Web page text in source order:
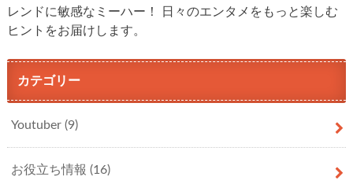
レンドに敏感なミーハー！ 日々のエンタメをもっと楽しむ
ヒントをお届けします。
カテゴリー
Youtuber (9)
お役立ち情報 (16)